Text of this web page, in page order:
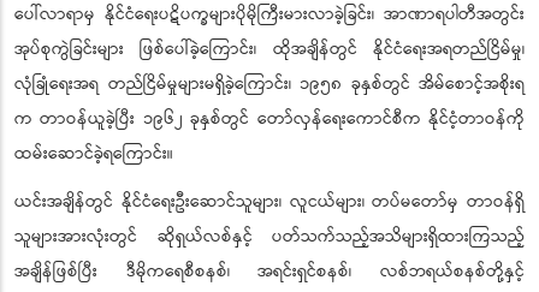
ပေါ်လာရာမှ နိုင်ငံရေးပဋိပက္ခများပိုမိုကြီးမားလာခဲ့ခြင်း၊ အာဏာရပါတီအတွင်း
အုပ်စုကွဲခြင်းများ ဖြစ်ပေါ်ခဲ့ကြောင်း၊ ထိုအချိန်တွင် နိုင်ငံရေးအရတည်ငြိမ်မှု၊
လုံခြုံရေးအရ တည်ငြိမ်မှုများမရှိခဲ့ကြောင်း၊ ၁၉၅၈ ခုနှစ်တွင် အိမ်စောင့်အစိုးရ
က တာဝန်ယူခဲ့ပြီး ၁၉၆၂ ခုနှစ်တွင် တော်လှန်ရေးကောင်စီက နိုင်ငံ့တာဝန်ကို
ထမ်းဆောင်ခဲ့ရကြောင်း။
ယင်းအချိန်တွင် နိုင်ငံရေးဦးဆောင်သူများ၊ လူငယ်များ၊ တပ်မတော်မှ တာဝန်ရှိ
သူများအားလုံးတွင် ဆိုရှယ်လစ်နှင့် ပတ်သက်သည့်အသိများရှိထားကြသည့်
အချိန်ဖြစ်ပြီး ဒီမိုကရေစီစနစ်၊ အရင်းရှင်စနစ်၊ လစ်ဘရယ်စနစ်တို့နှင့်